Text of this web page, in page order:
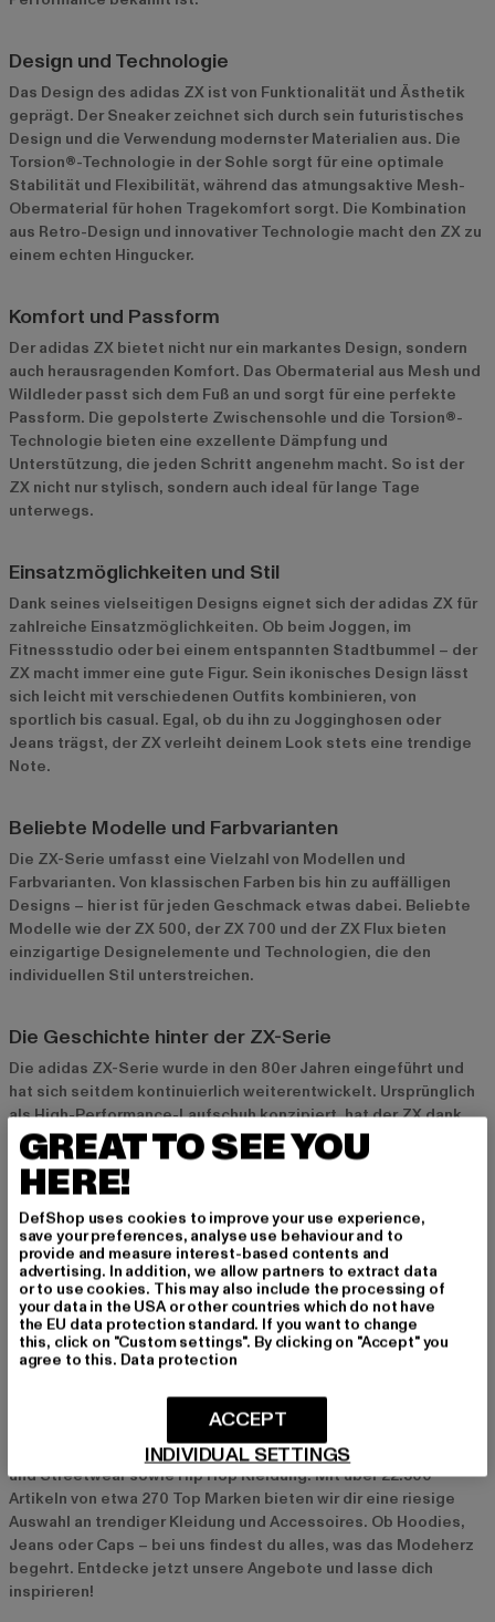
Design und Technologie
Das Design des adidas ZX ist von Funktionalität und Ästhetik
geprägt. Der Sneaker zeichnet sich durch sein futuristisches
Design und die Verwendung modernster Materialien aus. Die
Torsion®-Technologie in der Sohle sorgt für eine optimale
Stabilität und Flexibilität, während das atmungsaktive Mesh-
Obermaterial für hohen Tragekomfort sorgt. Die Kombination
aus Retro-Design und innovativer Technologie macht den ZX zu
einem echten Hingucker.
Komfort und Passform
Der adidas ZX bietet nicht nur ein markantes Design, sondern
auch herausragenden Komfort. Das Obermaterial aus Mesh und
Wildleder passt sich dem Fuß an und sorgt für eine perfekte
Passform. Die gepolsterte Zwischensohle und die Torsion®-
Technologie bieten eine exzellente Dämpfung und
Unterstützung, die jeden Schritt angenehm macht. So ist der
ZX nicht nur stylisch, sondern auch ideal für lange Tage
unterwegs.
Einsatzmöglichkeiten und Stil
Dank seines vielseitigen Designs eignet sich der adidas ZX für
zahlreiche Einsatzmöglichkeiten. Ob beim Joggen, im
Fitnessstudio oder bei einem entspannten Stadtbummel – der
ZX macht immer eine gute Figur. Sein ikonisches Design lässt
sich leicht mit verschiedenen Outfits kombinieren, von
sportlich bis casual. Egal, ob du ihn zu Jogginghosen oder
Jeans trägst, der ZX verleiht deinem Look stets eine trendige
Note.
Beliebte Modelle und Farbvarianten
Die ZX-Serie umfasst eine Vielzahl von Modellen und
Farbvarianten. Von klassischen Farben bis hin zu auffälligen
Designs – hier ist für jeden Geschmack etwas dabei. Beliebte
Modelle wie der ZX 500, der ZX 700 und der ZX Flux bieten
einzigartige Designelemente und Technologien, die den
individuellen Stil unterstreichen.
Die Geschichte hinter der ZX-Serie
Die adidas ZX-Serie wurde in den 80er Jahren eingeführt und
hat sich seitdem kontinuierlich weiterentwickelt. Ursprünglich
als High-Performance-Laufschuh konzipiert, hat der ZX dank
seiner innovativen Technologien und seines markanten Designs
schnell an Popularität gewonnen. Heute ist die ZX-Serie ein
Symbol für Retro-Ästhetik und moderne Performance, das in
der Sneaker-Community hoch geschätzt wird.
DefShop: Dein Ansprechpartner für adidas ZX
BeiDefShopfindest du eine große Auswahl an adidas ZX
Sneakern in verschiedenen Designs und Größen. Neben den
klassischen Modellen bieten wir auch limitierte Editionen und
Sonderkollektionen an. Schau dir unser
und finde den perfekten ZX für deinen Style!
DefShop ist einer der größten Onlineshops Europas für Urban-
und Streetwear sowie Hip Hop Kleidung. Mit über 22.500
Artikeln von etwa 270 Top Marken bieten wir dir eine riesige
Auswahl an trendiger Kleidung und Accessoires. Ob Hoodies,
Jeans oder Caps – bei uns findest du alles, was das Modeherz
begehrt. Entdecke jetzt unsere Angebote und lasse dich
inspirieren!
GREAT TO SEE YOU
HERE!
DefShop uses cookies to improve your use experience,
save your preferences, analyse use behaviour and to
provide and measure interest-based contents and
advertising. In addition, we allow partners to extract data
or to use cookies. This may also include the processing of
your data in the USA or other countries which do not have
the EU data protection standard. If you want to change
this, click on "Custom settings". By clicking on "Accept" you
agree to this. Data protection
INDIVIDUAL SETTINGS
ACCEPT